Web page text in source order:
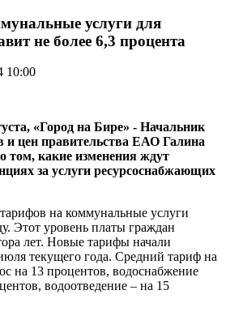
услуги для
не более 6,3 процента
10:00
«Город на Бире» - Начальник
и цен правительства ЕАО Галина
том, какие изменения ждут
за услуги ресурсоснабжающих
на коммунальные услуги
Этот уровень платы граждан
лет. Новые тарифы начали
текущего года. Средний тариф на
на 13 процентов, водоснабжение
водоотведение – на 15